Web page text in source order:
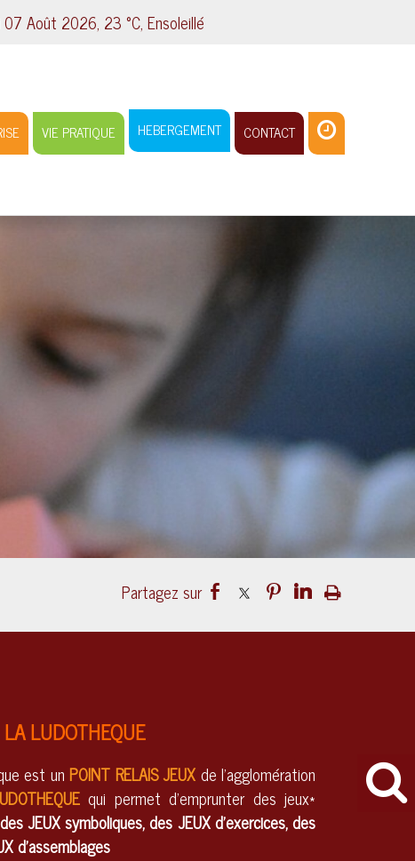
07 Août 2026, 23 °C, Ensoleillé
VIE PRATIQUE HEBERGEMENT CONTACT
LA LUDOTHEQUE
est un POINT RELAIS JEUX de l’agglomération
qui permet d’emprunter des jeux*
des JEUX symboliques, des JEUX d’exercices, des
d’assemblages